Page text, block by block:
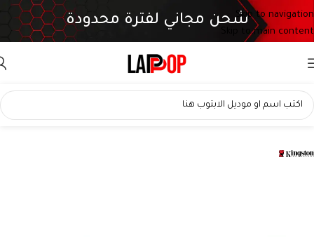
Skip to navigation
Skip to main content
شحن مجاني لفترة محدودة